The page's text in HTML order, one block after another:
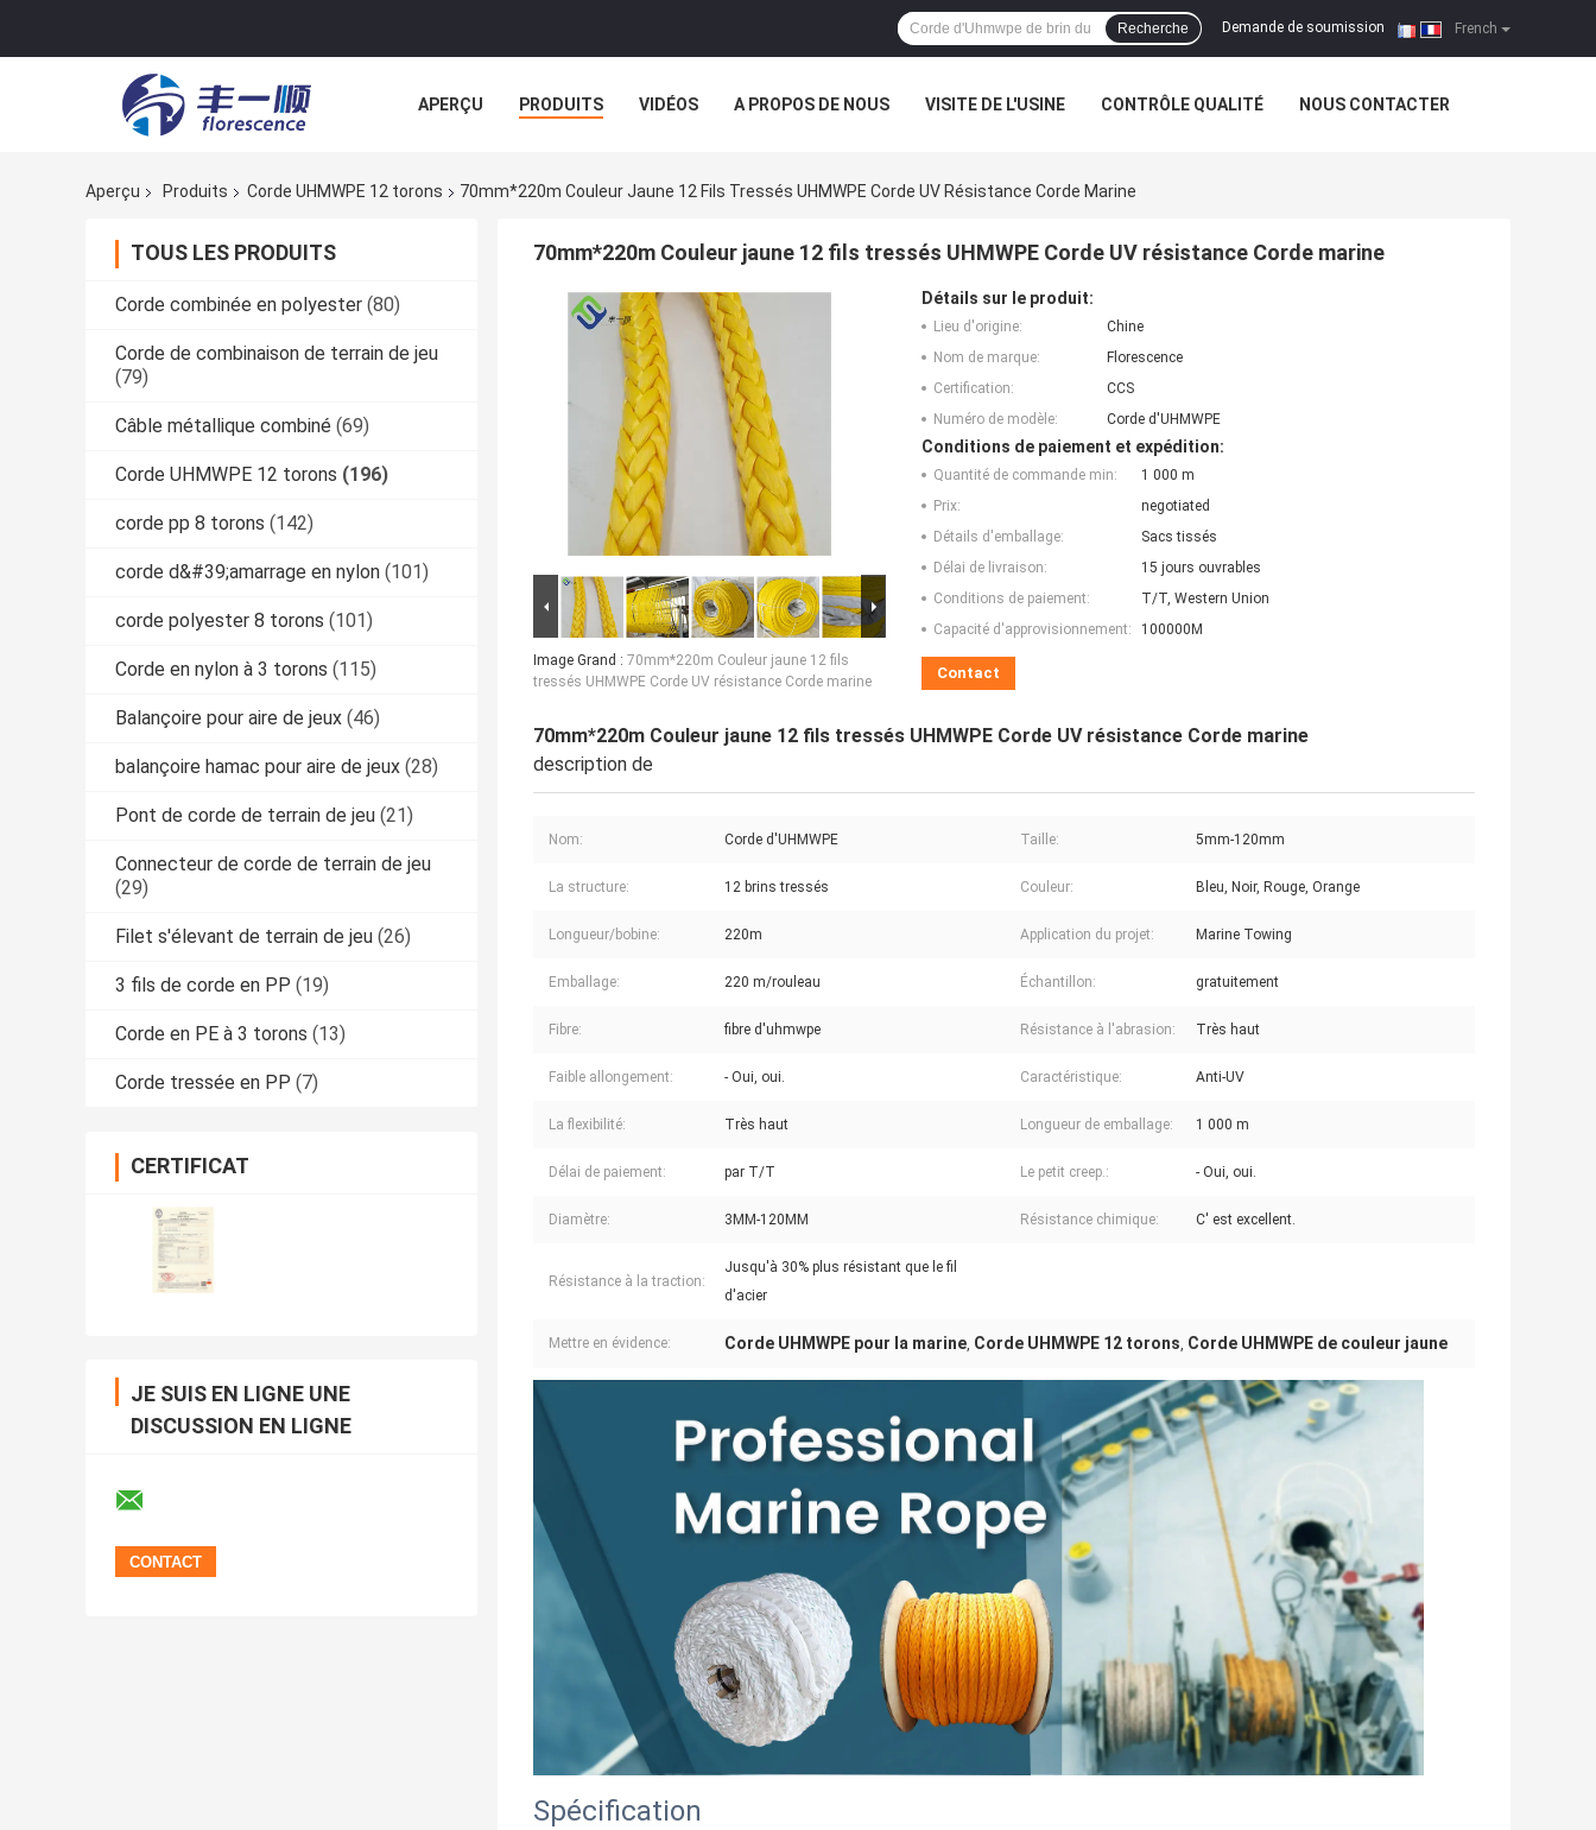
French
Demande de soumission |
Recherche
APERÇU PRODUITS VIDÉOS A PROPOS DE NOUS VISITE DE L'USINE CONTRÔLE QUALITÉ NOUS CONTACTER
Aperçu
Produits Corde UHMWPE 12 torons 70mm*220m Couleur Jaune 12 Fils Tressés UHMWPE Corde UV Résistance Corde Marine
TOUS LES PRODUITS
Corde combinée en polyester (80)
Corde de combinaison de terrain de jeu
(79)
Câble métallique combiné (69)
Corde UHMWPE 12 torons (196)
corde pp 8 torons (142)
corde d&#39;amarrage en nylon (101)
corde polyester 8 torons (101)
Corde en nylon à 3 torons (115)
Balançoire pour aire de jeux (46)
balançoire hamac pour aire de jeux (28)
Pont de corde de terrain de jeu (21)
Connecteur de corde de terrain de jeu
(29)
Filet s'élevant de terrain de jeu (26)
3 fils de corde en PP (19)
Corde en PE à 3 torons (13)
Corde tressée en PP (7)
CERTIFICAT
JE SUIS EN LIGNE UNE
DISCUSSION EN LIGNE
70mm*220m Couleur jaune 12 fils tressés UHMWPE Corde UV résistance Corde marine
Image Grand : 70mm*220m Couleur jaune 12 fils
tressés UHMWPE Corde UV résistance Corde marine
Détails sur le produit:
Lieu d'origine:
Chine
Nom de marque:
Florescence
Certification:
CCS
Numéro de modèle:
Corde d'UHMWPE
Conditions de paiement et expédition:
Quantité de commande min:
1 000 m
Prix:
negotiated
Détails d'emballage:
Sacs tissés
Délai de livraison:
15 jours ouvrables
Conditions de paiement:
T/T, Western Union
Capacité d'approvisionnement:
100000M
Contact
70mm*220m Couleur jaune 12 fils tressés UHMWPE Corde UV résistance Corde marine
description de
Nom: Corde d'UHMWPE Taille: 5mm-120mm
La structure: 12 brins tressés Couleur: Bleu, Noir, Rouge, Orange
Longueur/bobine: 220m Application du projet: Marine Towing
Emballage: 220 m/rouleau Échantillon: gratuitement
Fibre: fibre d'uhmwpe Résistance à l'abrasion: Très haut
Faible allongement: - Oui, oui. Caractéristique: Anti-UV
La flexibilité: Très haut Longueur de emballage: 1 000 m
Délai de paiement: par T/T Le petit creep.: - Oui, oui.
Diamètre: 3MM-120MM Résistance chimique: C' est excellent.
Résistance à la traction:
Jusqu'à 30% plus résistant que le fil
d'acier
Mettre en évidence: Corde UHMWPE pour la marine, Corde UHMWPE 12 torons, Corde UHMWPE de couleur jaune
Spécification